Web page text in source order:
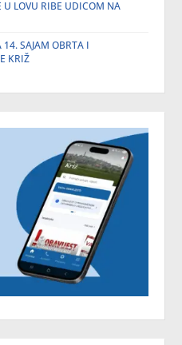
U LOVU RIBE UDICOM NA
14. SAJAM OBRTA I
KRIŽ